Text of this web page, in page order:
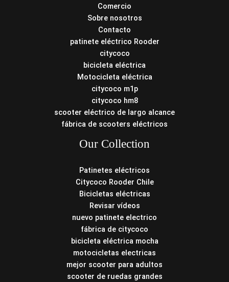
Comercio
Sobre nosotros
Contacto
patinete eléctrico Rooder
citycoco
bicicleta eléctrica
Motocicleta eléctrica
citycoco m1p
citycoco hm8
scooter eléctrico de largo alcance
fábrica de scooters eléctricos
Our Collection
Patinetes eléctricos
Citycoco Rooder Chile
Bicicletas eléctricas
Revisar vídeos
nuevo patinete electrico
fábrica de citycoco
bicicleta eléctrica mocha
motocicletas electricas
mejor scooter para adultos
scooter de ruedas grandes